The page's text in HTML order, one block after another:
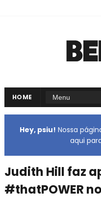
HOME
Hey, psiu! Nossa
aqui
Judith Hill faz
#thatPOWER